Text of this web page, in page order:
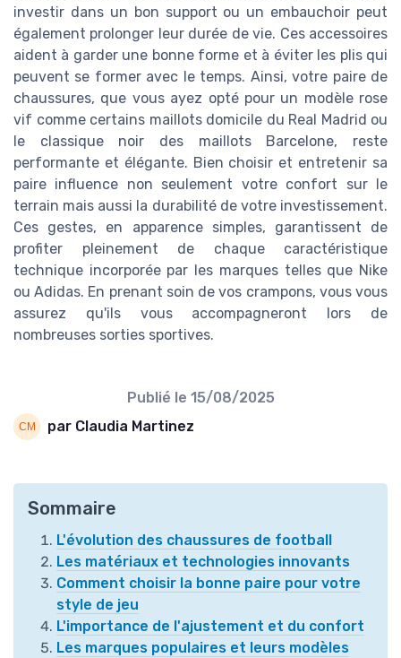
investir dans un bon support ou un embauchoir peut
également prolonger leur durée de vie. Ces accessoires
aident à garder une bonne forme et à éviter les plis qui
peuvent se former avec le temps. Ainsi, votre paire de
chaussures, que vous ayez opté pour un modèle rose
vif comme certains maillots domicile du Real Madrid ou
le classique noir des maillots Barcelone, reste
performante et élégante. Bien choisir et entretenir sa
paire influence non seulement votre confort sur le
terrain mais aussi la durabilité de votre investissement.
Ces gestes, en apparence simples, garantissent de
profiter pleinement de chaque caractéristique
technique incorporée par les marques telles que Nike
ou Adidas. En prenant soin de vos crampons, vous vous
assurez qu'ils vous accompagneront lors de
nombreuses sorties sportives.
Publié le 15/08/2025
par Claudia Martinez
Sommaire
L'évolution des chaussures de football
Les matériaux et technologies innovants
Comment choisir la bonne paire pour votre
style de jeu
L'importance de l'ajustement et du confort
Les marques populaires et leurs modèles